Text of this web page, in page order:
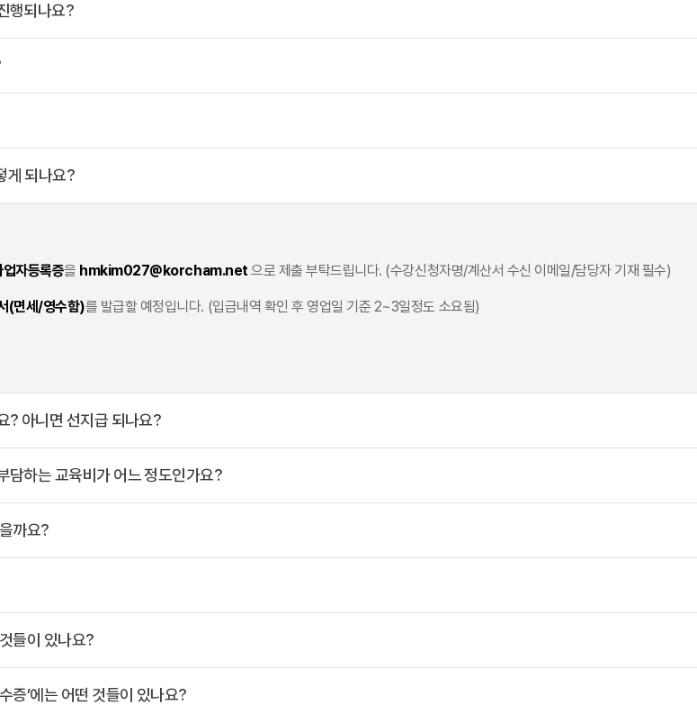
행되나요?
게 되나요?
업자등록증을 hmkim027@korcham.net 으로 제출 부탁드립니다. (수강신청자명/계산서 수신 이메일/담당자 기재 필수)
(면세/영수함)를 발급할 예정입니다. (입금내역 확인 후 영업일 기준 2~3일정도 소요됨)
? 아니면 선지급 되나요?
담하는 교육비가 어느 정도인가요?
까요?
들이 있나요?
증’에는 어떤 것들이 있나요?